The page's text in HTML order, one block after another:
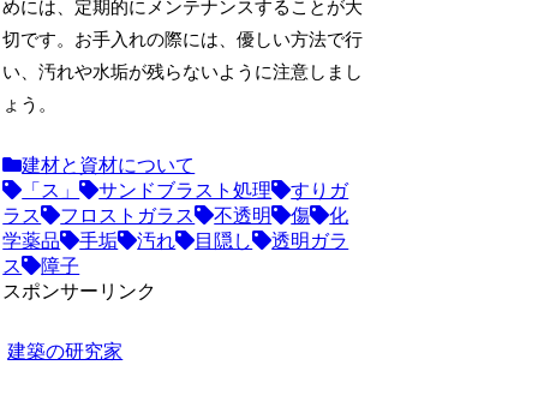
めには、定期的にメンテナンスすることが大
切です。お手入れの際には、優しい方法で行
い、汚れや水垢が残らないように注意しまし
ょう。
建材と資材について
「ス」
サンドブラスト処理
すりガ
ラス
フロストガラス 不透明 傷
化
学薬品
手垢 汚れ 目隠し
透明ガラ
ス
障子
スポンサーリンク
建築の研究家